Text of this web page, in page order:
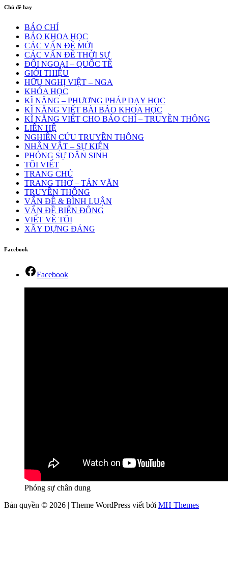
Chủ đề hay
BÁO CHÍ
BÁO KHOA HỌC
CÁC VẤN ĐỀ MỚI
CÁC VẤN ĐỀ THỜI SỰ
ĐỐI NGOẠI – QUỐC TẾ
GIỚI THIỆU
HỮU NGHỊ VIỆT – NGA
KHÓA HỌC
KĨ NĂNG – PHƯƠNG PHÁP DẠY HỌC
KĨ NĂNG VIẾT BÀI BÁO KHOA HỌC
KĨ NĂNG VIẾT CHO BÁO CHÍ – TRUYỀN THÔNG
LIÊN HỆ
NGHIÊN CỨU TRUYỀN THÔNG
NHÂN VẬT – SỰ KIỆN
PHÓNG SỰ DÂN SINH
TÔI VIẾT
TRANG CHỦ
TRANG THƠ – TẢN VĂN
TRUYỀN THÔNG
VẤN ĐỀ & BÌNH LUẬN
VẤN ĐỀ BIỂN ĐÔNG
VIẾT VỀ TÔI
XÂY DỰNG ĐẢNG
Facebook
Facebook
Phóng sự chân dung
Bản quyền © 2026 | Theme WordPress viết bởi MH Themes